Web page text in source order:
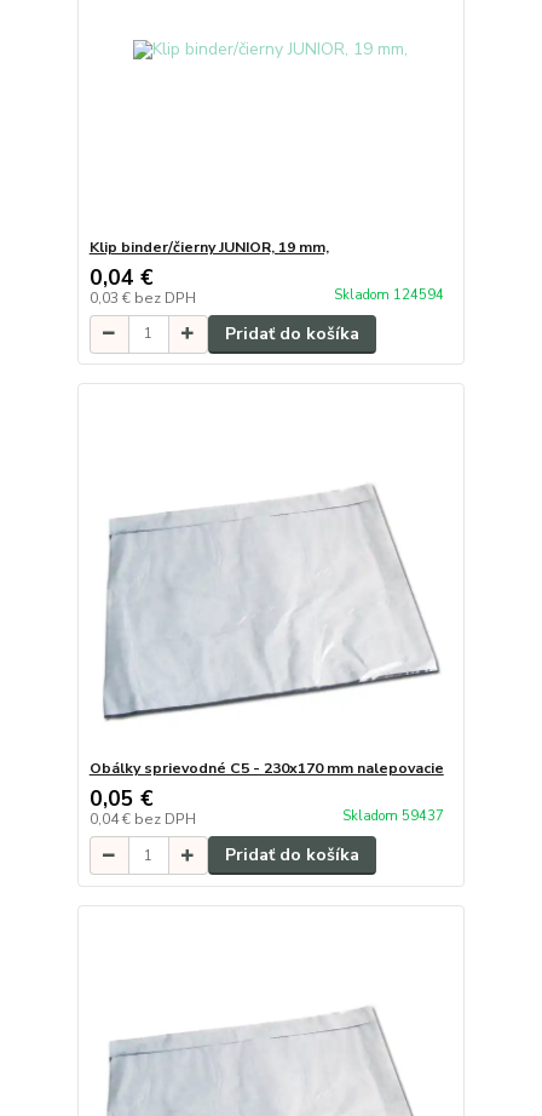
Klip binder/čierny JUNIOR, 19 mm,
0,04 €
0,03 € bez DPH Skladom 124594
Pridať do košíka
Obálky sprievodné C5 - 230x170 mm nalepovacie
0,05 €
0,04 € bez DPH Skladom 59437
Pridať do košíka